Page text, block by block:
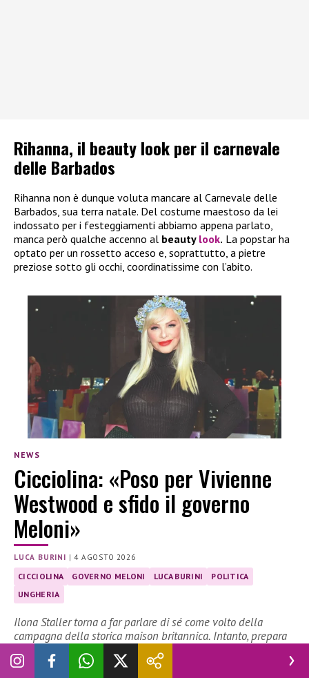
Rihanna, il beauty look per il carnevale
delle Barbados
Rihanna non è dunque voluta mancare al Carnevale delle
Barbados, sua terra natale. Del costume maestoso da lei
indossato per i festeggiamenti abbiamo appena parlato,
manca però qualche accenno al beauty look. La popstar ha
optato per un rossetto acceso e, soprattutto, a pietre
preziose sotto gli occhi, coordinatissime con l’abito.
NEWS
Cicciolina: «Poso per Vivienne
Westwood e sfido il governo
Meloni»
LUCA BURINI |4 AGOSTO 2026
CICCIOLINA GOVERNO MELONI LUCA BURINI
POLITICA
UNGHERIA
Ilona Staller torna a far parlare di sé come volto della
campagna della storica maison britannica. Intanto, prepara
il suo rientro in Parlamento in vista delle elezioni del 2027